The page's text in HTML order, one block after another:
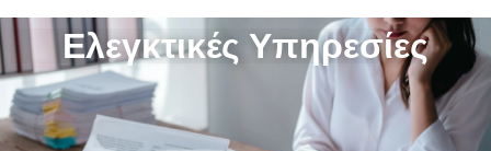
Ελεγκτικές Υπηρεσίες